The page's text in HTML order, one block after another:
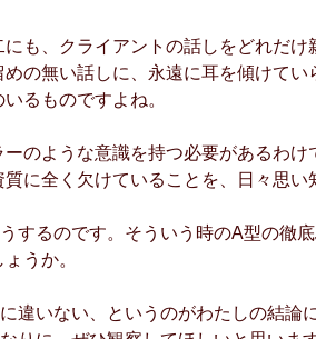
も、クライアントの話しをどれだけ
の無い話しに、永遠に耳を傾けてい
るものですよね。
のような意識を持つ必要があるわけ
に全く欠けていることを、日々思い
するのです。そういう時のA型の徹
うか。
違いない、というのがわたしの結論